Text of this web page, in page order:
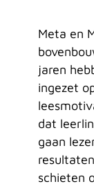
Meta en
jaren
ingezet
dat
gaan
schieten